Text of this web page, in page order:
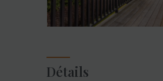
Détails